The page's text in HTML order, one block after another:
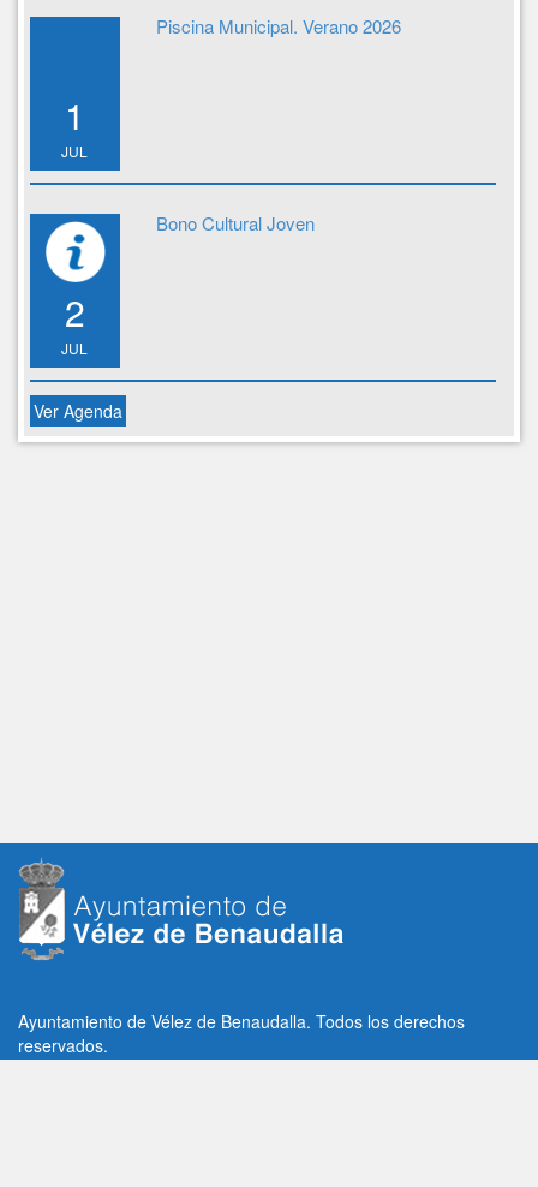
1
JUL
Piscina Municipal. Verano 2026
2
JUL
Bono Cultural Joven
Ver Agenda
Ayuntamiento de Vélez de Benaudalla. Todos los derechos
reservados.